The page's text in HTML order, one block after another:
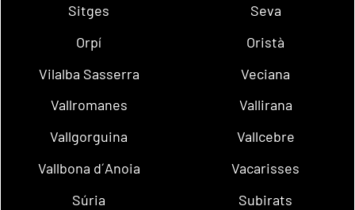
Sitges
Seva
Orpí
Oristà
Vilalba Sasserra
Veciana
Vallromanes
Vallirana
Vallgorguina
Vallcebre
Vallbona d´Anoia
Vacarisses
Súria
Subirats